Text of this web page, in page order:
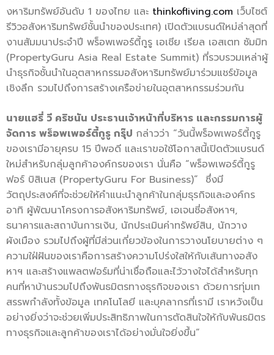
งหาริมทรัพย์อันดับ 1 ของไทย และ thinkofliving.com เว็บไซต์
รีวิวอสังหาริมทรัพย์ชั้นนำของประเทศ) เปิดตัวแบรนด์ใหม่ล่าสุดที่
งานสัมมนาประจำปี พร็อพเพอร์ตี้กูรู เอเชีย เรียล เอสเตท ซัมมิท
(PropertyGuru Asia Real Estate Summit) ที่รวบรวมเหล่าผู้
นำธุรกิจชั้นนำในอุตสาหกรรมอสังหาริมทรัพย์มาร่วมแชร์ข้อมูล
เชิงลึก รวมไปถึงการสร้างเครือข่ายในอุตสาหกรรมร่วมกัน
นายแฮรี่ วี คริชนัน ประธานเจ้าหน้าที่บริหาร และกรรมการผู้
จัดการ พร็อพเพอร์ตี้กูรู กรุ๊ป กล่าวว่า “วันนี้พร็อพเพอร์ตี้กูรู
ของเรามีอายุครบ 15 ปีพอดี และเราขอใช้โอกาสนี้เปิดตัวแบรนด์
ใหม่สำหรับกลุ่มลูกค้าองค์กรของเรา นั่นคือ “พร็อพเพอร์ตี้กูรู
ฟอร์ บิสิเนส (PropertyGuru For Business)” ซึ่งมี
วัตถุประสงค์ที่จะช่วยให้คำแนะนำลูกค้าในกลุ่มธุรกิจและองค์กร
อาทิ ผู้พัฒนาโครงการอสังหาริมทรัพย์, เอเจนซี่อสังหาฯ,
ธนาคารและสถาบันการเงิน, นักประเมินค่าทรัพย์สิน, นักวาง
ผังเมือง รวมไปถึงผู้ที่มีส่วนเกี่ยวข้องในการวางนโยบายต่าง ๆ
ความใฝ่ฝันของเราคือการสร้างความโปร่งใสให้กับเส้นทางอสัง
หาฯ และสร้างแพลตฟอร์มที่น่าเชื่อถือและไว้วางใจได้สำหรับทุก
คนที่หาบ้านรวมไปถึงพันธมิตรทางธุรกิจของเรา ด้วยการทุ่มเท
สรรพกำลังทั้งข้อมูล เทคโนโลยี และบุคลากรที่เรามี เราหวังเป็น
อย่างยิ่งว่าจะช่วยเพิ่มประสิทธิภาพในการตัดสินใจให้กับพันธมิตร
ทางธุรกิจและลูกค้าของเราได้อย่างมั่นใจยิ่งขึ้น”